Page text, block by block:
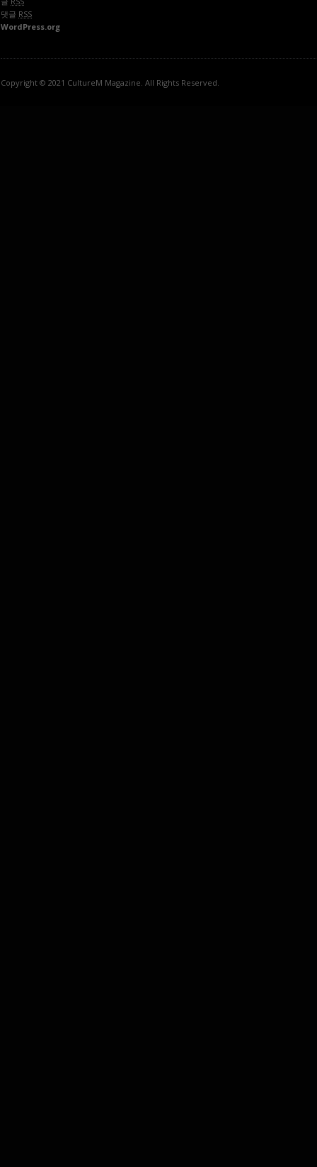
댓글 RSS
WordPress.org
Copyright © 2021 CultureM Magazine. All Rights Reserved.